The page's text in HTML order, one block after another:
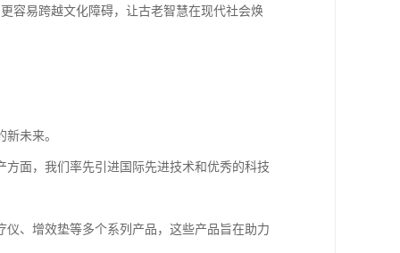
容易跨越文化障碍，让古老智慧在现代社会焕
未来。
面，我们率先引进国际先进技术和优秀的科技
、增效垫等多个系列产品，这些产品旨在助力